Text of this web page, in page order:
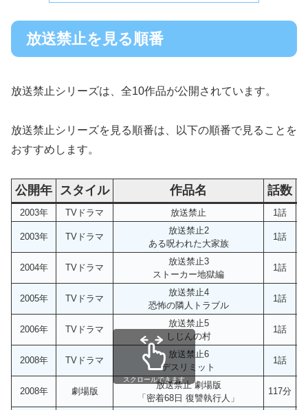
放送禁止を見る順番
放送禁止シリーズは、全10作品が公開されています。
放送禁止シリーズを見る順番は、以下の順番で見ることを
おすすめします。
公開年 スタイル 作品名 話数
2003年 TVドラマ 放送禁止 1話
2003年 TVドラマ
放送禁止2
ある呪われた大家族
1話
2004年 TVドラマ
放送禁止3
ストーカー地獄編
1話
2005年 TVドラマ
放送禁止4
恐怖の隣人トラブル
1話
2006年 TVドラマ
放送禁止5
しじんの村
1話
2008年 TVドラマ
放送禁止6
デスリミット
1話
2008年 劇場版
放送禁止 劇場版
「密着68日 復讐執行人」
117分
スクロールできます